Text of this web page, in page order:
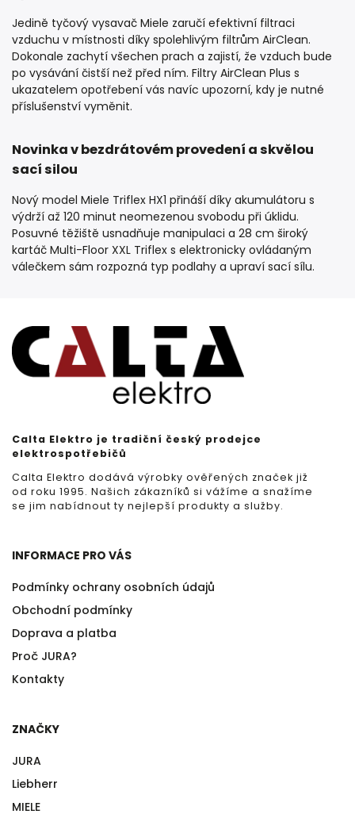
Jedině tyčový vysavač Miele zaručí efektivní filtraci
vzduchu v místnosti díky spolehlivým filtrům AirClean.
Dokonale zachytí všechen prach a zajistí, že vzduch bude
po vysávání čistší než před ním. Filtry AirClean Plus s
ukazatelem opotřebení vás navíc upozorní, kdy je nutné
příslušenství vyměnit.
Novinka v bezdrátovém provedení a skvělou
sací silou
Nový model Miele Triflex HX1 přináší díky akumulátoru s
výdrží až 120 minut neomezenou svobodu při úklidu.
Posuvné těžiště usnadňuje manipulaci a 28 cm široký
kartáč Multi-Floor XXL Triflex s elektronicky ovládaným
válečkem sám rozpozná typ podlahy a upraví sací sílu.
Calta Elektro je tradiční český prodejce
elektrospotřebičů
Calta Elektro dodává výrobky ověřených značek již
od roku 1995. Našich zákazníků si vážíme a snažíme
se jim nabídnout ty nejlepší produkty a služby.
INFORMACE PRO VÁS
Podmínky ochrany osobních údajů
Obchodní podmínky
Doprava a platba
Proč JURA?
Kontakty
ZNAČKY
JURA
Liebherr
MIELE